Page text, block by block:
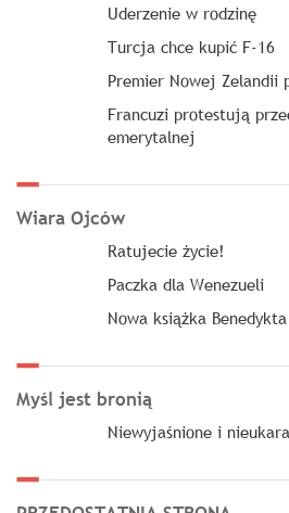
Uderzenie w rodzinę
Turcja chce kupić F-16
Premier Nowej Zelandii
Francuzi protestują
emerytalnej
Wiara Ojców
Ratujecie życie!
Paczka dla Wenezueli
Nowa książka Benedykta
Myśl jest bronią
Niewyjaśnione i